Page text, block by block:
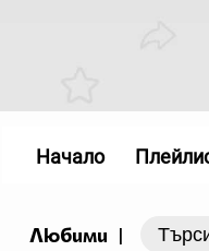
Любими |
Начало